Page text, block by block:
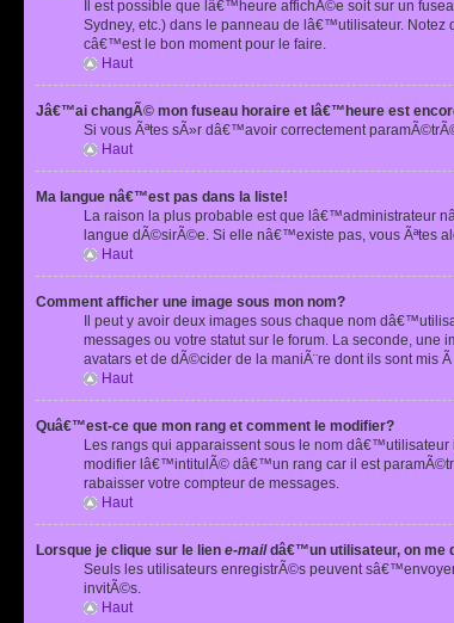
Il est possible que lâ€™heure affichÃ©e soit sur un
Sydney, etc.) dans le panneau de lâ€™utilisateur.
câ€™est le bon moment pour le faire.
Haut
Jâ€™ai changÃ© mon fuseau horaire et lâ€™heure est
Si vous Ãªtes sÃ»r dâ€™avoir correctement
Haut
Ma langue nâ€™est pas dans la liste!
La raison la plus probable est que lâ€™administrateur
langue dÃ©sirÃ©e. Si elle nâ€™existe pas, vous Ãªtes
Haut
Comment afficher une image sous mon nom?
Il peut y avoir deux images sous chaque nom
messages ou votre statut sur le forum. La seconde,
avatars et de dÃ©cider de la maniÃ¨re dont ils sont
Haut
Quâ€™est-ce que mon rang et comment le modifier?
Les rangs qui apparaissent sous le nom
modifier lâ€™intitulÃ© dâ€™un rang car il est
rabaisser votre compteur de messages.
Haut
Lorsque je clique sur le lien e-maildâ€™un utilisateur, on me
Seuls les utilisateurs enregistrÃ©s peuvent
invitÃ©s.
Haut